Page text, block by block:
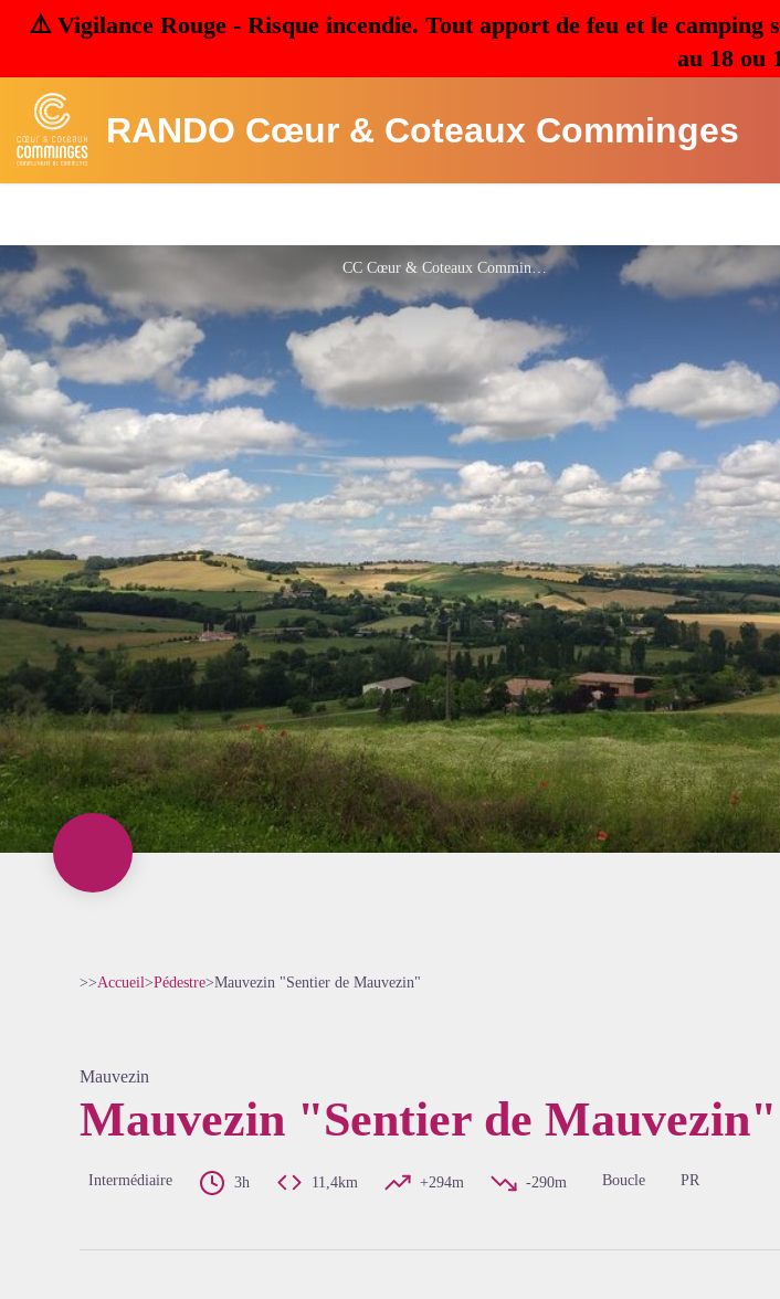
⚠️ Vigilance Rouge - Risque incendie. Tout apport de feu et le camping
au 18 ou
RANDO Cœur & Coteaux Comminges
CC Cœur & Coteaux Comminges
>>Accueil>Pédestre>Mauvezin "Sentier de Mauvezin"
Mauvezin
Mauvezin "Sentier de Mauvezin"
Intermédiaire 3h 11,4km +294m -290m Boucle PR